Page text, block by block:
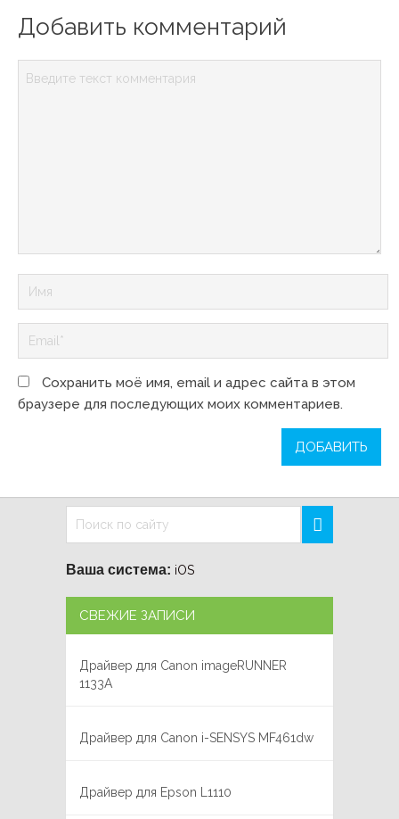
Добавить комментарий
Сохранить моё имя, email и адрес сайта в этом
браузере для последующих моих комментариев.
Ваша система: iOS
СВЕЖИЕ ЗАПИСИ
Драйвер для Canon imageRUNNER
1133A
Драйвер для Canon i-SENSYS MF461dw
Драйвер для Epson L1110